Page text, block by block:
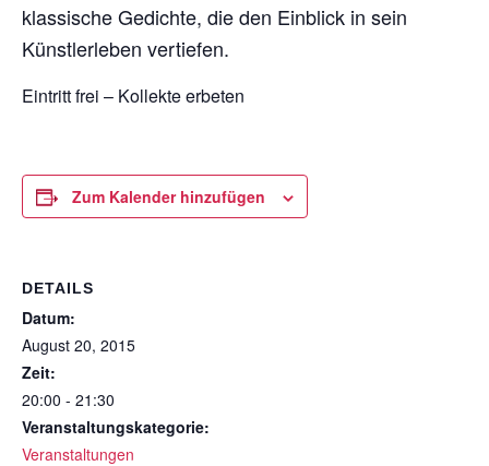
klassische Gedichte, die den Einblick in sein
Künstlerleben vertiefen.
Eintritt frei – Kollekte erbeten
Zum Kalender hinzufügen
DETAILS
Datum:
August 20, 2015
Zeit:
20:00 - 21:30
Veranstaltungskategorie:
Veranstaltungen